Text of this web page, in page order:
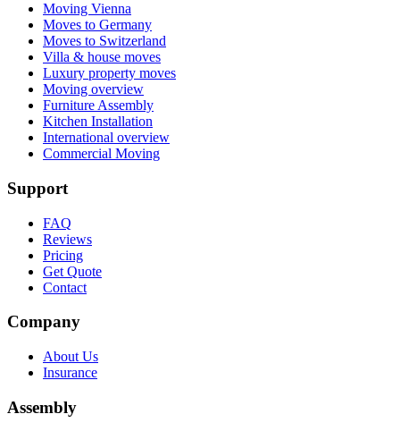
Moving Vienna
Moves to Germany
Moves to Switzerland
Villa & house moves
Luxury property moves
Moving overview
Furniture Assembly
Kitchen Installation
International overview
Commercial Moving
Support
FAQ
Reviews
Pricing
Get Quote
Contact
Company
About Us
Insurance
Assembly